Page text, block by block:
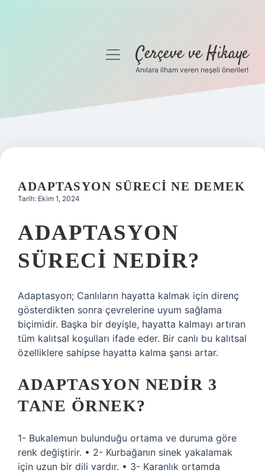
Gizlilik Politikası
Yasal Uyarı
menüyüÇerçeve ve Hikaye
Anılara ilham veren neşeli öneriler!
ADAPTASYON SÜRECI NE DEMEK
Tarih: Ekim 1, 2024
ADAPTASYON
SÜRECI NEDIR?
Adaptasyon; Canlıların hayatta kalmak için direnç
gösterdikten sonra çevrelerine uyum sağlama
biçimidir. Başka bir deyişle, hayatta kalmayı artıran
tüm kalıtsal koşulları ifade eder. Bir canlı bu kalıtsal
özelliklere sahipse hayatta kalma şansı artar.
ADAPTASYON NEDIR 3
TANE ÖRNEK?
1- Bukalemun bulunduğu ortama ve duruma göre
renk değiştirir. • 2- Kurbağanın sinek yakalamak
için uzun bir dili vardır. • 3- Karanlık ortamda